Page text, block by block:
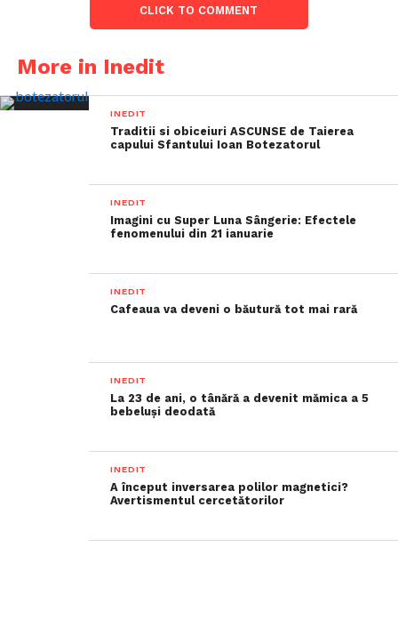
CLICK TO COMMENT
More in Inedit
INEDIT
Traditii si obiceiuri ASCUNSE de Taierea
capului Sfantului Ioan Botezatorul
INEDIT
Imagini cu Super Luna Sângerie: Efectele
fenomenului din 21 ianuarie
INEDIT
Cafeaua va deveni o băutură tot mai rară
INEDIT
La 23 de ani, o tânără a devenit mămica a 5
bebeluși deodată
INEDIT
A început inversarea polilor magnetici?
Avertismentul cercetătorilor